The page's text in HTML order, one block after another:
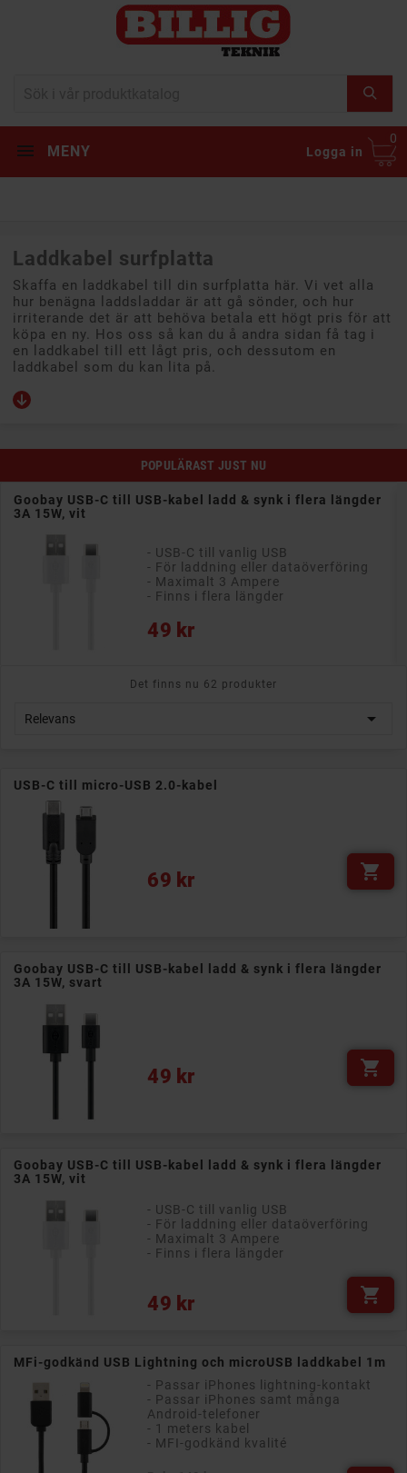
MENY Logga in
0
Laddkabel surfplatta
Skaffa en laddkabel till din surfplatta här. Vi vet alla
hur benägna laddsladdar är att gå sönder, och hur
irriterande det är att behöva betala ett högt pris för att
köpa en ny. Hos oss så kan du å andra sidan få tag i
en laddkabel till ett lågt pris, och dessutom en
laddkabel som du kan lita på.
POPULÄRAST JUST NU
Goobay USB-C till USB-kabel ladd & synk i flera längder
3A 15W, vit
- USB-C till vanlig USB
- För laddning eller dataöverföring
- Maximalt 3 Ampere
- Finns i flera längder
49 kr
Pris
Det finns nu 62 produkter
Relevans 
USB-C till micro-USB 2.0-kabel
69 kr
Pris 
Goobay USB-C till USB-kabel ladd & synk i flera längder
3A 15W, svart
49 kr
Pris 
Goobay USB-C till USB-kabel ladd & synk i flera längder
3A 15W, vit
- USB-C till vanlig USB
- För laddning eller dataöverföring
- Maximalt 3 Ampere
- Finns i flera längder
49 kr
Pris 
MFi-godkänd USB Lightning och microUSB laddkabel 1m
- Passar iPhones lightning-kontakt
- Passar iPhones samt många
Android-telefoner
- 1 meters kabel
- MFI-godkänd kvalité